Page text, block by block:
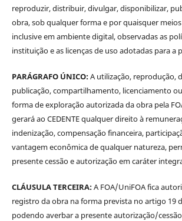
reproduzir, distribuir, divulgar, disponibilizar,
obra, sob qualquer forma e por quaisquer
inclusive em ambiente digital, observadas as
instituição e as licenças de uso adotadas para a
PARÁGRAFO ÚNICO:A utilização, reprodução,
publicação, compartilhamento, licenciamento
forma de exploração autorizada da obra pela
gerará ao CEDENTE qualquer direito à
indenização, compensação financeira,
vantagem econômica de qualquer natureza,
presente cessão e autorização em caráter
CLÁUSULA TERCEIRA:A FOA/UniFOA fica
registro da obra na forma prevista no artigo 19
podendo averbar a presente autorização/